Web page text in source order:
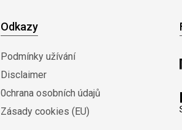
Odkazy
Podmínky užívání
Disclaimer
0chrana osobních údajů
Zásady cookies (EU)